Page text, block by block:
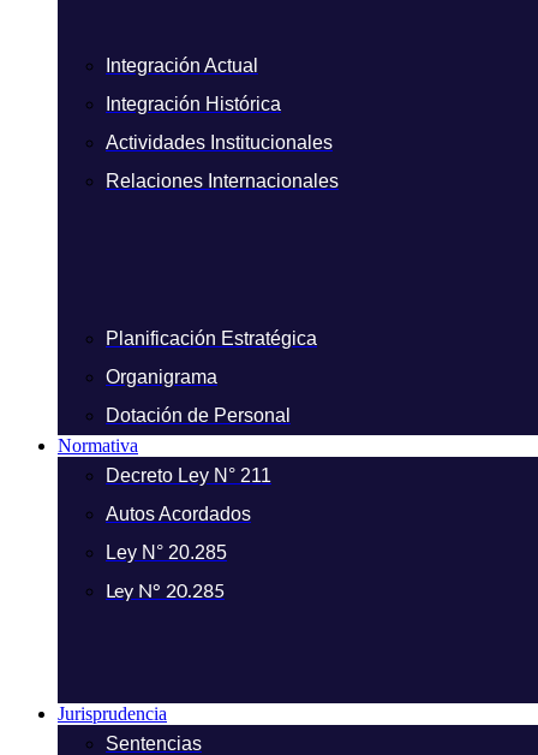
Integración Actual
Integración Histórica
Actividades Institucionales
Relaciones Internacionales
Planificación Estratégica
Organigrama
Dotación de Personal
Normativa
Decreto Ley N° 211
Autos Acordados
Ley N° 20.285
Ley N° 20.285
Jurisprudencia
Sentencias